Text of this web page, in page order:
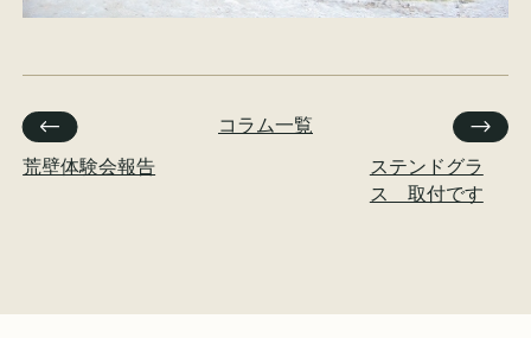
荒壁体験会報告
コラム一覧
ステンドグラ
ス 取付です